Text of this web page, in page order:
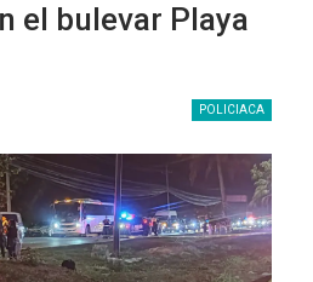
el bulevar Playa
POLICIACA